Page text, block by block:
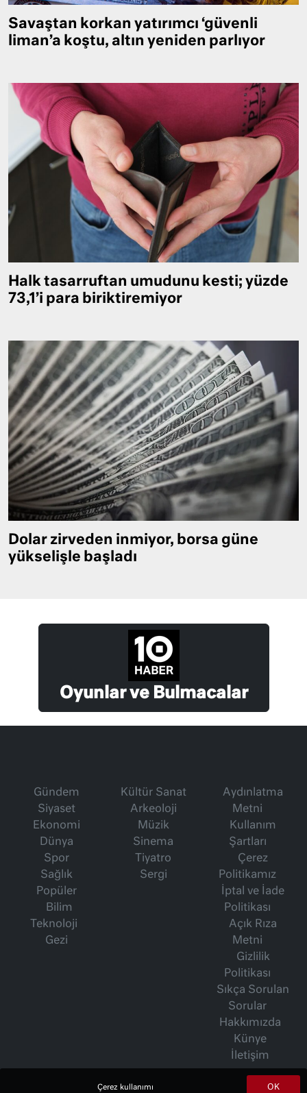
Savaştan korkan yatırımcı ‘güvenli
liman’a koştu, altın yeniden parlıyor
Halk tasarruftan umudunu kesti; yüzde
73,1’i para biriktiremiyor
Dolar zirveden inmiyor, borsa güne
yükselişle başladı
Oyunlar ve Bulmacalar
Gündem
Siyaset
Ekonomi
Dünya
Spor
Sağlık
Popüler
Bilim
Teknoloji
Gezi
Kültür Sanat
Arkeoloji
Müzik
Sinema
Tiyatro
Sergi
Aydınlatma
Metni
Kullanım
Şartları
Çerez
Politikamız
İptal ve İade
Politikası
Açık Rıza
Metni
Gizlilik
Politikası
Sıkça Sorulan
Sorular
Hakkımızda
Künye
İletişim
OK
Çerez kullanımı